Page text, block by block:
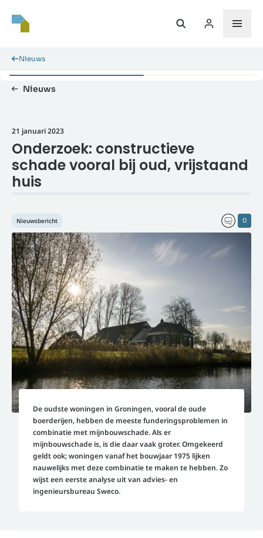
Nieuws
Nieuws
21 januari 2023
Onderzoek: constructieve
schade vooral bij oud, vrijstaand
huis
0
Nieuwsbericht
De oudste woningen in Groningen, vooral de oude
boerderijen, hebben de meeste funderingsproblemen in
combinatie met mijnbouwschade. Als er
mijnbouwschade is, is die daar vaak groter. Omgekeerd
geldt ook; woningen vanaf het bouwjaar 1975 lijken
nauwelijks met deze combinatie te maken te hebben. Zo
wijst een eerste analyse uit van advies- en
ingenieursbureau Sweco.